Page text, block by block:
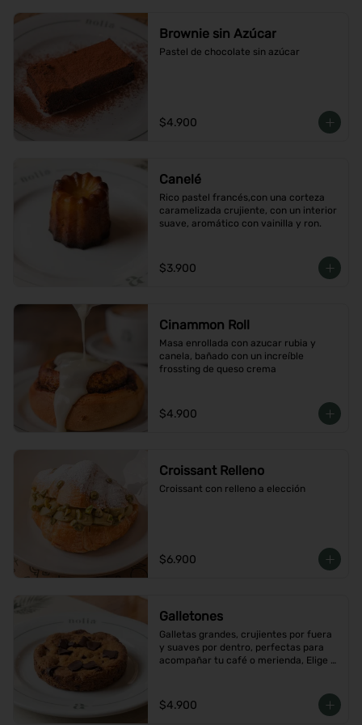
Brownie sin Azúcar
Pastel de chocolate sin azúcar
$4.900
Canelé
Rico pastel francés,con una corteza
caramelizada crujiente, con un interior
suave, aromático con vainilla y ron.
$3.900
Cinammon Roll
Masa enrollada con azucar rubia y
canela, bañado con un increíble
frossting de queso crema
$4.900
Croissant Relleno
Croissant con relleno a elección
$6.900
Galletones
Galletas grandes, crujientes por fuera
y suaves por dentro, perfectas para
acompañar tu café o merienda, Elige
$4.900